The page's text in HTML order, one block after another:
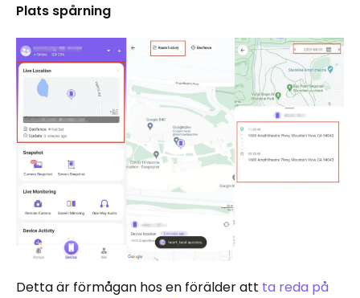
Plats spårning
Detta är förmågan hos en förälder att ta reda på